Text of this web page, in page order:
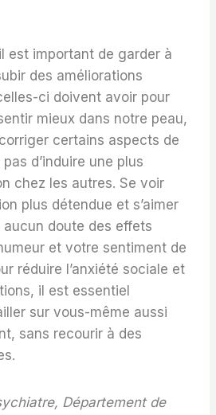
est important de garder à
des améliorations
ci doivent avoir pour
mieux dans notre peau,
certains aspects de
d’induire une plus
chez les autres. Se voir
plus détendue et s’aimer
doute des effets
et votre sentiment de
réduire l’anxiété sociale et
il est essentiel
sur vous-même aussi
sans recourir à des
Département de